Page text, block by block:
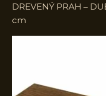
DREVENÝ PRAH –
cm